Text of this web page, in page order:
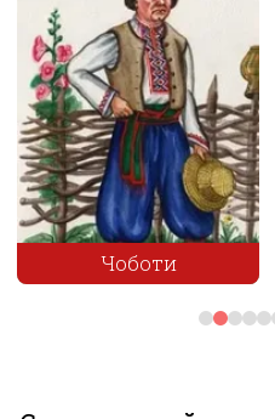
Чоботи